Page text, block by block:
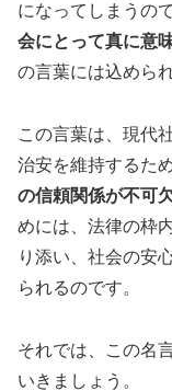
になってしまうの
会にとって真に意
の言葉には込めら
この言葉は、現代
治安を維持するた
の信頼関係が不可
めには、法律の枠
り添い、社会の安
られるのです。
それでは、この名
いきましょう。